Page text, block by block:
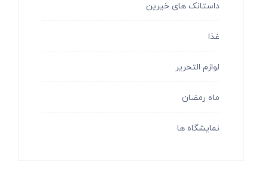
داستانک های خیرین
غذا
لوازم التحریر
ماه رمضان
نمایشگاه ها